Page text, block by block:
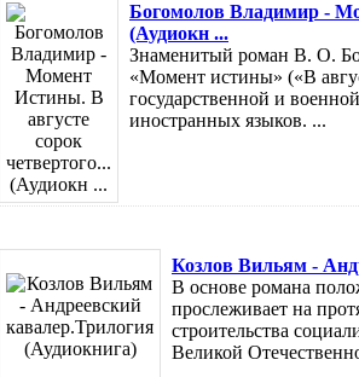
Богомолов Владимир -
(Аудиокн ...
Знаменитый роман В. О.
«Момент истины» («В
государственной и
иностранных языков. ...
Козлов Вильям -
В основе романа
прослеживает на
строительства
Великой